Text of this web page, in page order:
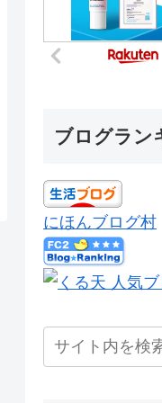
ブログラン
にほんブログ村